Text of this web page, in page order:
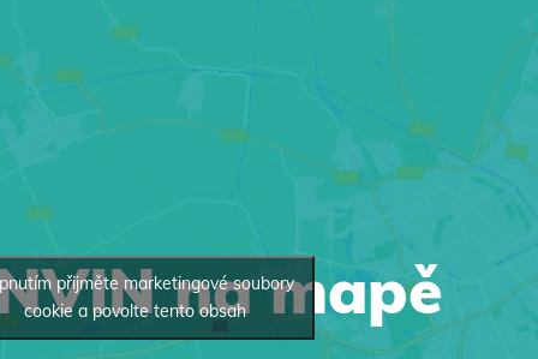
na mapě
přijměte marketingové soubory
cookie a povolte tento obsah